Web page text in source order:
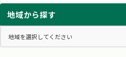
地域から探す